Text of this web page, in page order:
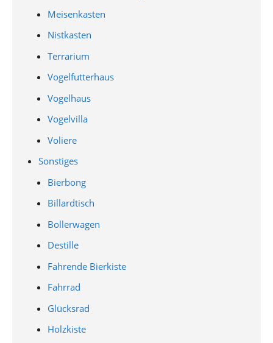
Meisenkasten
Nistkasten
Terrarium
Vogelfutterhaus
Vogelhaus
Vogelvilla
Voliere
Sonstiges
Bierbong
Billardtisch
Bollerwagen
Destille
Fahrende Bierkiste
Fahrrad
Glücksrad
Holzkiste